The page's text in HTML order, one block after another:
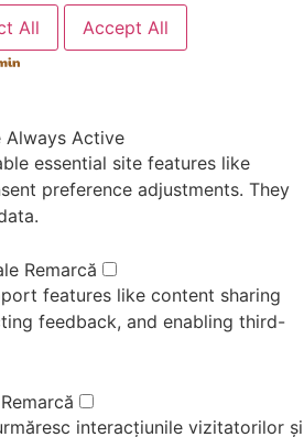
All
Accept All
Always Active
essential site features like
preference adjustments. They
Remarcă
features like content sharing
feedback, and enabling third-
Remarcă
interacțiunile vizitatorilor și